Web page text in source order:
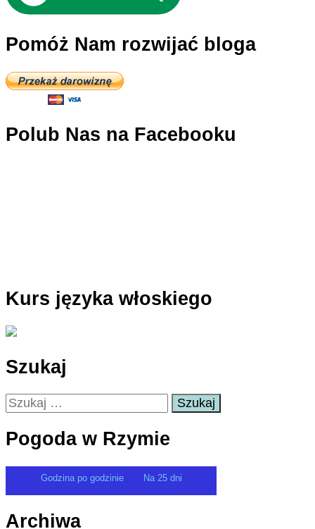
Pomóż Nam rozwijać bloga
Polub Nas na Facebooku
Kurs języka włoskiego
Szukaj
Szukaj:
Pogoda w Rzymie
Godzina po godzinie Na 25 dni
Archiwa